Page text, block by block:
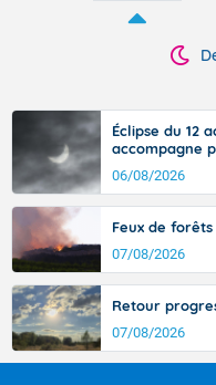
Éclipse du 12
accompagne
06/08/2026
Feux de
07/08/2026
Retour
07/08/2026